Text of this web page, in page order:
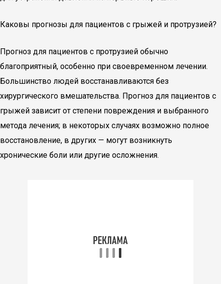
Каковы прогнозы для пациентов с грыжей и протрузией?
Прогноз для пациентов с протрузией обычно
благоприятный, особенно при своевременном лечении.
Большинство людей восстанавливаются без
хирургического вмешательства. Прогноз для пациентов с
грыжей зависит от степени повреждения и выбранного
метода лечения; в некоторых случаях возможно полное
восстановление, в других — могут возникнуть
хронические боли или другие осложнения.